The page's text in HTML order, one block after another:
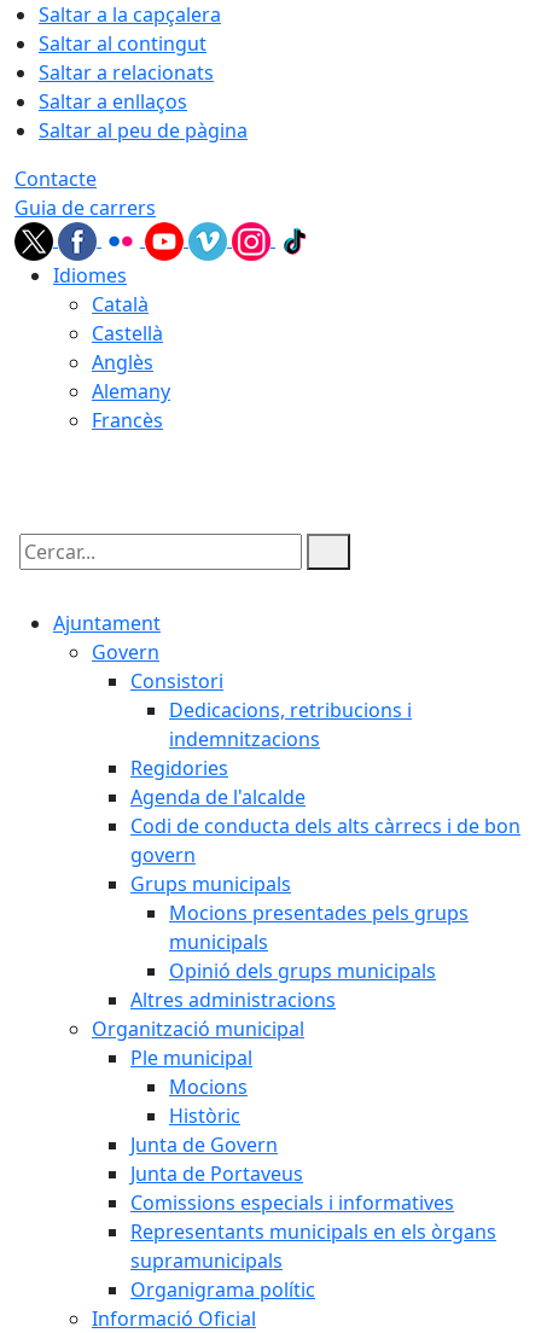
Saltar a la capçalera
Saltar al contingut
Saltar a relacionats
Saltar a enllaços
Saltar al peu de pàgina
Contacte
Guia de carrers
Idiomes
Català
Castellà
Anglès
Alemany
Francès
Cercar:
Ajuntament
Govern
Consistori
Dedicacions, retribucions i
indemnitzacions
Regidories
Agenda de l'alcalde
Codi de conducta dels alts càrrecs i de bon
govern
Grups municipals
Mocions presentades pels grups
municipals
Opinió dels grups municipals
Altres administracions
Organització municipal
Ple municipal
Mocions
Històric
Junta de Govern
Junta de Portaveus
Comissions especials i informatives
Representants municipals en els òrgans
supramunicipals
Organigrama polític
Informació Oficial